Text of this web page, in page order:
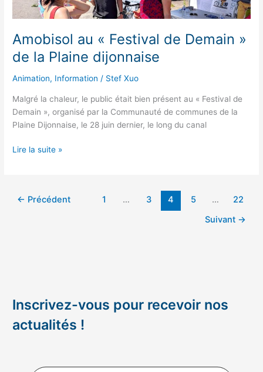
BFC
Amobisol au « Festival de Demain »
de la Plaine dijonnaise
Animation, Information / Stef Xuo
Malgré la chaleur, le public était bien présent au « Festival de
Demain », organisé par la Communauté de communes de la
Plaine Dijonnaise, le 28 juin dernier, le long du canal
Amobisol
Demain »
Lire la suite »
← Précédent 1 … 3 4 5 …
22
Suivant →
Inscrivez-vous pour recevoir nos
actualités !